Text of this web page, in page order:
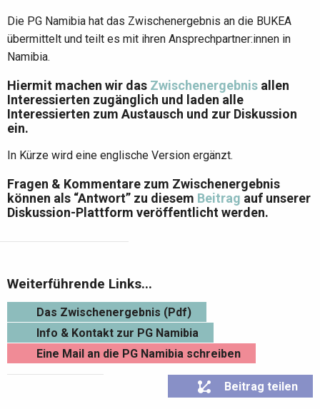
Die PG Namibia hat das Zwischenergebnis an die BUKEA
übermittelt und teilt es mit ihren Ansprechpartner:innen in
Namibia.
Hiermit machen wir das Zwischenergebnis allen
Interessierten zugänglich und laden alle
Interessierten zum Austausch und zur Diskussion
ein.
In Kürze wird eine englische Version ergänzt.
Fragen & Kommentare zum Zwischenergebnis
können als “Antwort” zu diesem Beitrag auf unserer
Diskussion-Plattform veröffentlicht werden.
Weiterführende Links...
Das Zwischenergebnis (Pdf)
Info & Kontakt zur PG Namibia
Eine Mail an die PG Namibia schreiben
Beitrag teilen